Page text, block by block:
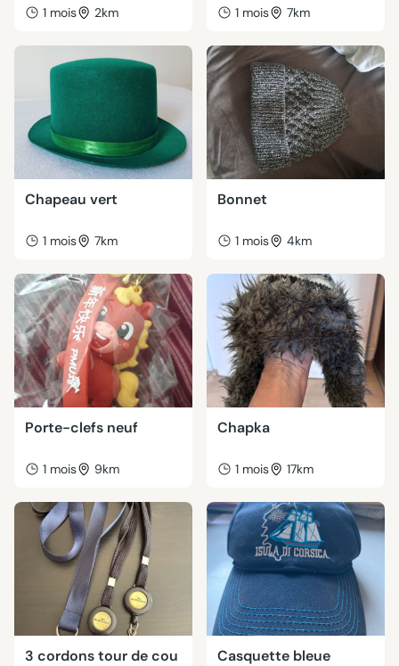
1 mois 2km 1 mois 7km
Chapeau vert
1 mois 7km
Bonnet
1 mois 4km
Porte-clefs neuf
1 mois 9km
Chapka
1 mois 17km
3 cordons tour de cou Casquette bleue